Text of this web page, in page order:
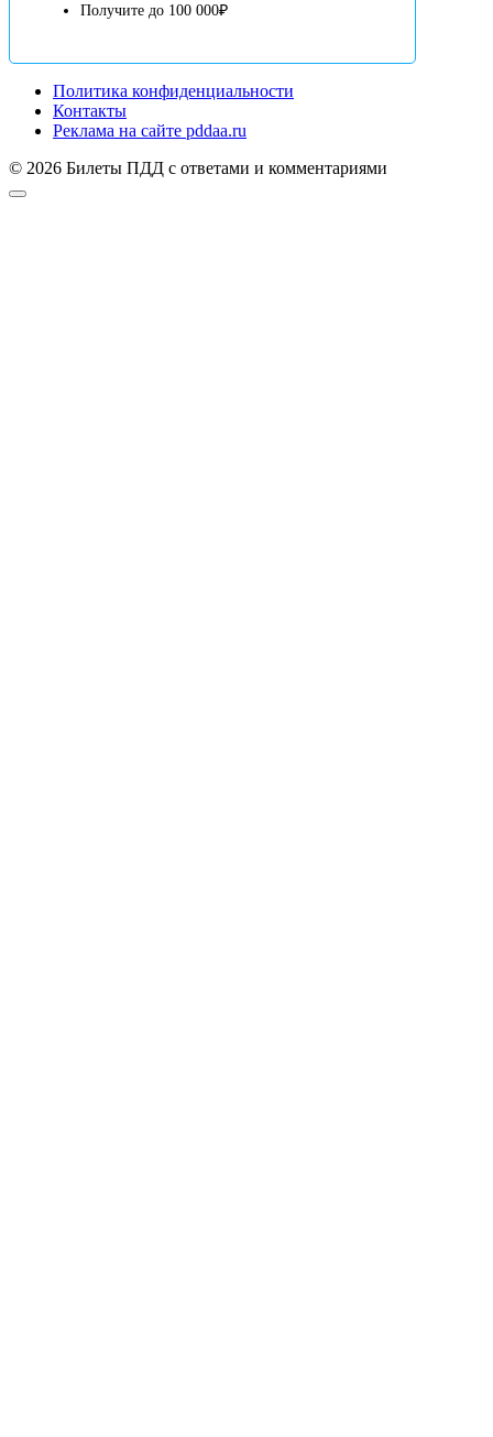
Получите до 100 000₽
Политика конфиденциальности
Контакты
Реклама на сайте pddaa.ru
© 2026 Билеты ПДД с ответами и комментариями